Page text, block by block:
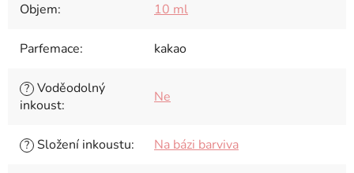
Objem: 10 ml
Parfemace: kakao
? Voděodolný
inkoust: Ne
? Složení inkoustu: Na bázi barviva